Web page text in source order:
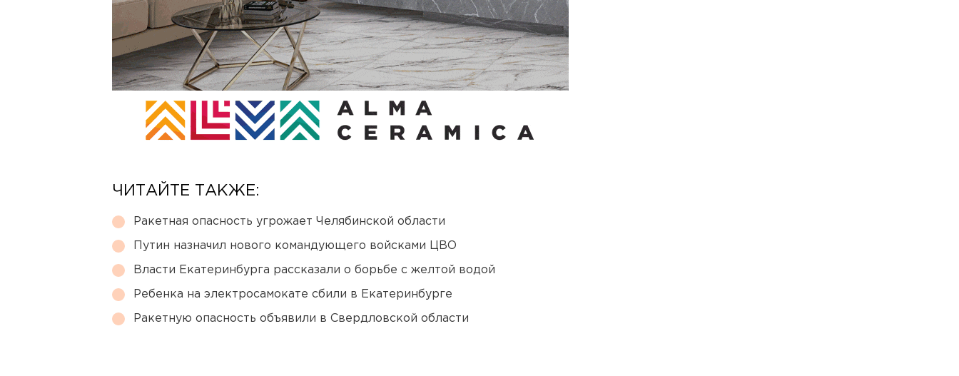
ЧИТАЙТЕ ТАКЖЕ:
Ракетная опасность угрожает Челябинской области
Путин назначил нового командующего войсками ЦВО
Власти Екатеринбурга рассказали о борьбе с желтой водой
Ребенка на электросамокате сбили в Екатеринбурге
Ракетную опасность объявили в Свердловской области